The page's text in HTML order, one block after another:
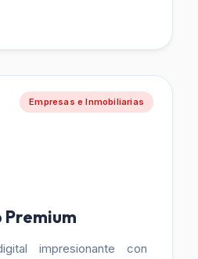
Empresas e Inmobiliarias
Premium
impresionante con